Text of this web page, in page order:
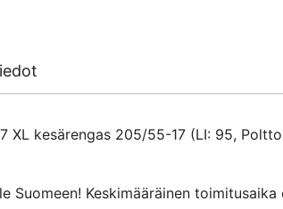
XL kesärengas 205/55-17 (LI: 95,
Suomeen! Keskimääräinen